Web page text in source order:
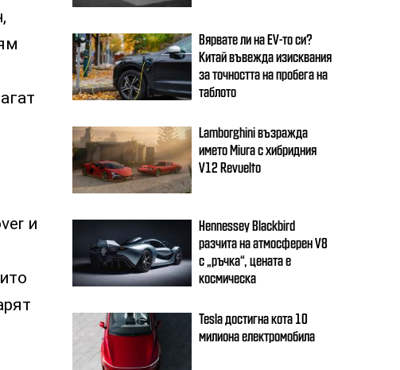
и
Вярвате ли на EV-то си?
Китай въвежда изисквания
за точността на пробега на
таблото
Lamborghini възражда
името Miura с хибридния
V12 Revuelto
Hennessey Blackbird
разчита на атмосферен V8
с „ръчка“, цената е
космическа
Tesla достигна кота 10
милиона електромобила